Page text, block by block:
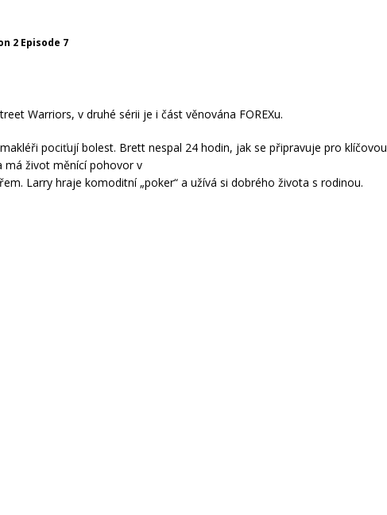
2 Episode 7
Warriors, v druhé sérii je i část věnována FOREXu.
pociťují bolest. Brett nespal 24 hodin, jak se připravuje pro klíčovou
má život měnící pohovor v
Larry hraje komoditní „poker“ a užívá si dobrého života s rodinou.